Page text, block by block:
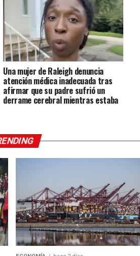
Una mujer de Raleigh denuncia
atención médica inadecuada tras
afirmar que su padre sufrió un
derrame cerebral mientras estaba